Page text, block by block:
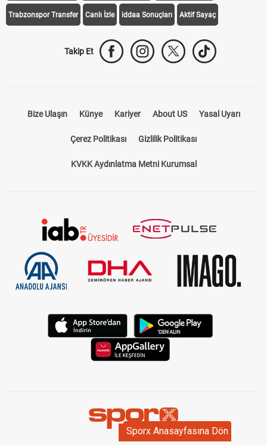
Sporx Anasayfasına Dön
Sporx Anasayfasına Dön
Trabzonspor Transfer Canlı İzle iddaa Sonuçları Aktif Sayaç
Takip Et
Bize Ulaşın Künye Kariyer About US Yasal Uyarı
Çerez Politikası Gizlilik Politikası
KVKK Aydınlatma Metni Kurumsal